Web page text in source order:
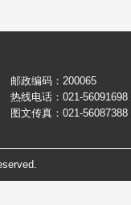
邮政编码：200065
热线电话：021-
图文传真：021-56087388